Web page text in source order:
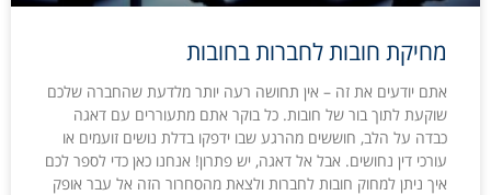
מחיקת חובות לחברות בחובות
אתם יודעים את זה – אין תחושה רעה יותר מלדעת שהחברה שלכם
שוקעת לתוך בור של חובות. כל בוקר אתם מתעוררים עם דאגה
כבדה על הלב, חוששים מהרגע שבו ידפקו בדלת נושים זועמים או
עורכי דין נחושים. אבל אל דאגה, יש פתרון! אנחנו כאן כדי לספר לכם
איך ניתן למחוק חובות לחברות ולצאת מהסחרור הזה אל עבר אופק